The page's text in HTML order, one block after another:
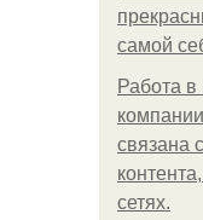
самой
Работа в
связана
сетях.